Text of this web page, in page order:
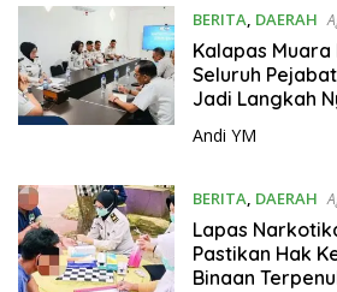
BERITA, DAERAH
Kalapas
Seluruh
Jadi Langkah
Keamanan
Pelayanan
Andi YM
BERITA, DAERAH
Lapas
Pastikan Hak
Binaan